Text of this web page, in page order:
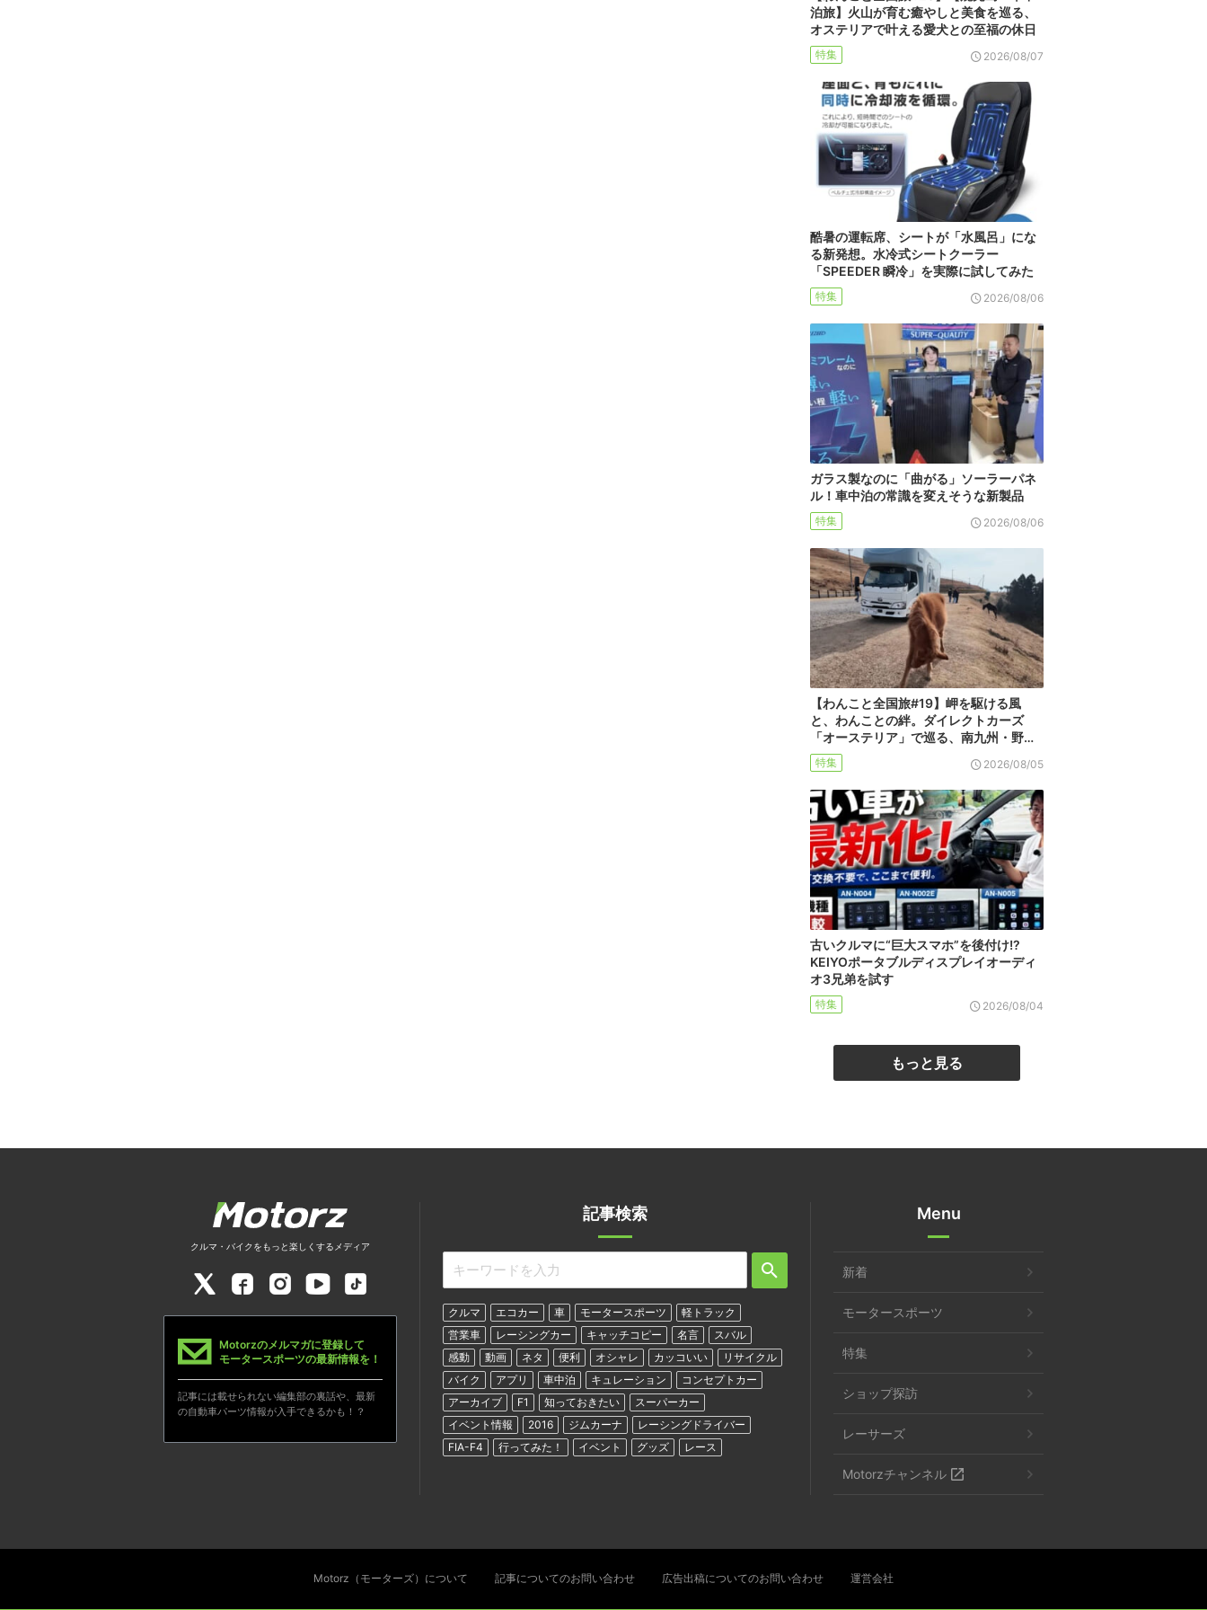
泊旅】火山が育む癒やしと美食を巡る、
オステリアで叶える愛犬との至福の休日
特集 2026/08/07
酷暑の運転席、シートが「水風呂」にな
る新発想。水冷式シートクーラー
「SPEEDER 瞬冷」を実際に試してみた
特集 2026/08/06
ガラス製なのに「曲がる」ソーラーパネ
ル！車中泊の常識を変えそうな新製品
特集 2026/08/06
【わんこと全国旅#19】岬を駆ける風
と、わんことの絆。ダイレクトカーズ
「オーステリア」で巡る、南九州・野…
特集 2026/08/05
古いクルマに“巨大スマホ”を後付け!?
KEIYOポータブルディスプレイオーディ
オ3兄弟を試す
特集 2026/08/04
もっと見る
記事検索
クルマ エコカー 車 モータースポーツ
軽トラック
営業車
レーシングカー キャッチコピー 名言
スバル
感動
動画 ネタ 便利 オシャレ カッコいい
リサイクル
バイク
アプリ 車中泊 キュレーション
コンセプトカー
アーカイブ
F1 知っておきたい
スーパーカー
イベント情報
2016 ジムカーナ
レーシングドライバー
FIA-F4
行ってみた！ イベント グッズ レース
クルマ・バイクをもっと楽しくするメディア
Motorzのメルマガに登録して
モータースポーツの最新情報を！
記事には載せられない編集部の裏話や、最新
の自動車パーツ情報が入手できるかも！？
Menu
新着
モータースポーツ
特集
ショップ探訪
レーサーズ
Motorzチャンネル
Motorz（モーターズ）について 記事についてのお問い合わせ 広告出稿についてのお問い合わせ 運営会社